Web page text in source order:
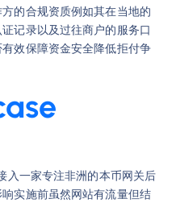
的合规资质例如其在当地的
记录以及过往商户的服务口
效保障资金安全降低拒付争
入一家专注非洲的本币网关后
实施前虽然网站有流量但结